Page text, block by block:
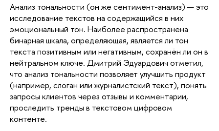
Анализ тональности (он же сентимент-анализ) — это
исследование текстов на содержащийся в них
эмоциональный тон. Наиболее распространена
бинарная шкала, определяющая, является ли тон
текста позитивным или негативным, сохранён ли он в
нейтральном ключе. Дмитрий Эдуардович отметил,
что анализ тональности позволяет улучшить продукт
(например, слоган или журналистский текст), понять
запросы клиентов через отзывы и комментарии,
проследить тренды в текстовом цифровом
контенте.